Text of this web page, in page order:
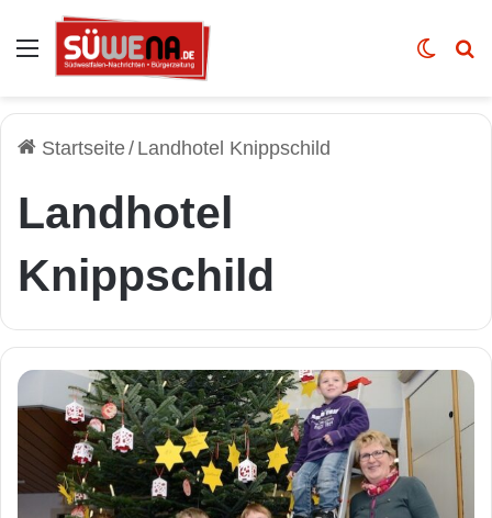
Auswahl Skin
Startseite/ Landhotel Knippschild
Landhotel
Knippschild